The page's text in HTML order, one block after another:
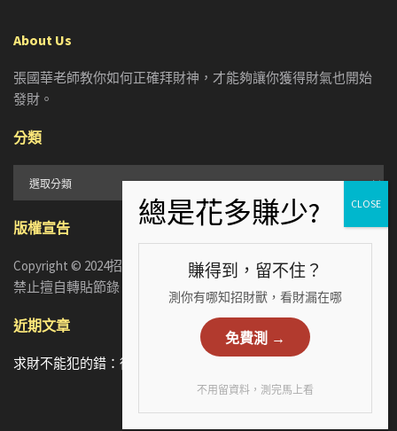
About Us
張國華老師教你如何正確拜財神，才能夠讓你獲得財氣也開始
發財。
分類
版權宣告
Copyright © 2024招財張國華. ALL RIGHTS RESERVED. 版權所有，
禁止擅自轉貼節錄
近期文章
求財不能犯的錯：從5個手相財運特徵，看懂你漏財的真正原因
賺得到，留不住？
測你有哪知招財獸，看財漏在哪
免費測 →
不用留資料，測完馬上看